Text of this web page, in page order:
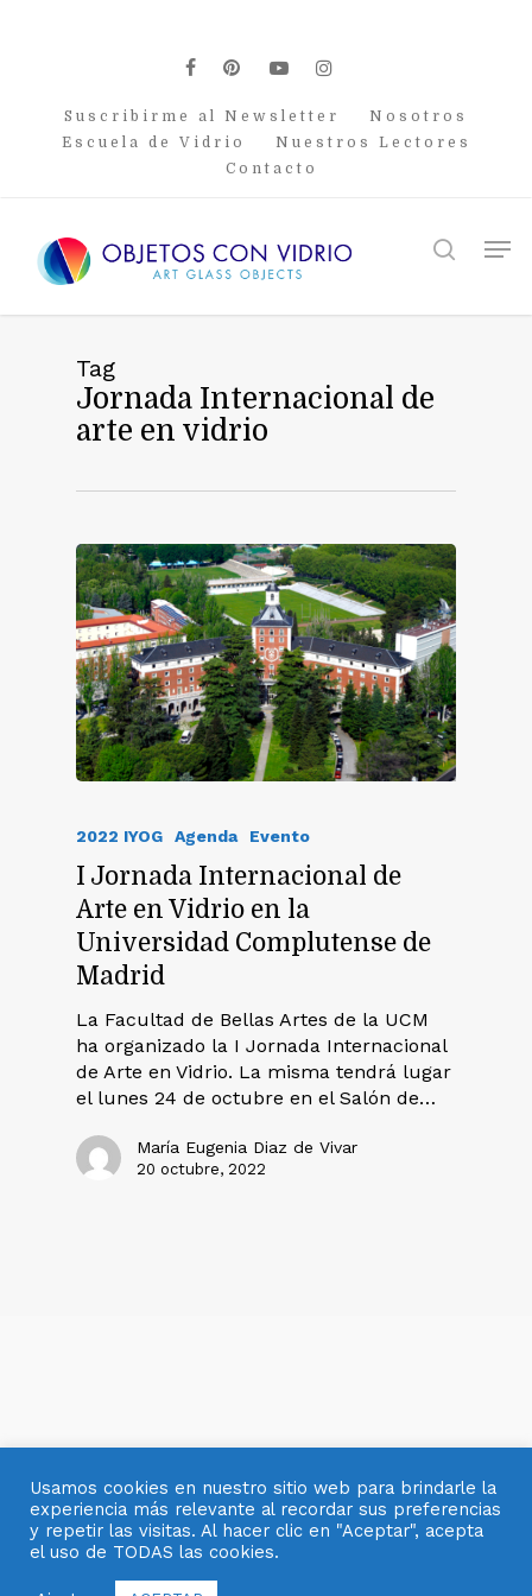
facebook
pinterest
youtubeinstagram
Suscribirme al Newsletter
Nosotros
Escuela de Vidrio
Nuestros Lectores
Contacto
search
Tag
Jornada Internacional de
arte en vidrio
2022 IYOG Agenda Evento
I Jornada Internacional de
Arte en Vidrio en la
Universidad Complutense de
Madrid
La Facultad de Bellas Artes de la UCM
ha organizado la I Jornada Internacional
de Arte en Vidrio. La misma tendrá lugar
el lunes 24 de octubre en el Salón de…
María Eugenia Diaz de Vivar
20 octubre, 2022
© 2007- 2025 OBJETOS CON VIDRIO
Usamos cookies en nuestro sitio web para brindarle la
experiencia más relevante al recordar sus preferencias
y repetir las visitas. Al hacer clic en "Aceptar", acepta
el uso de TODAS las cookies.